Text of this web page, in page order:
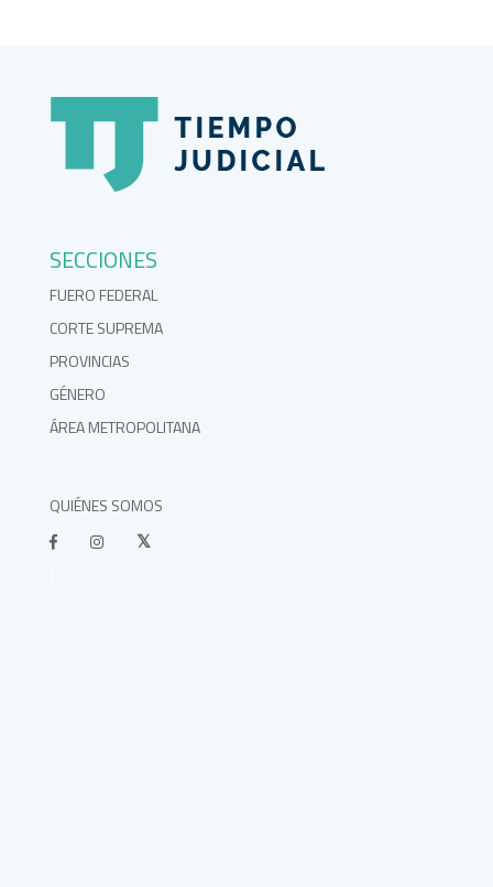
SECCIONES
FUERO FEDERAL
CORTE SUPREMA
PROVINCIAS
GÉNERO
ÁREA METROPOLITANA
QUIÉNES SOMOS